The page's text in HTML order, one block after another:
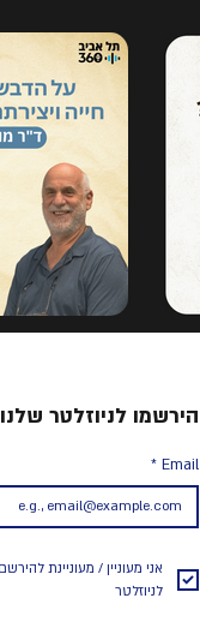
הירשמו לניוזלטר שלנו
Email
*
לניוזלטר